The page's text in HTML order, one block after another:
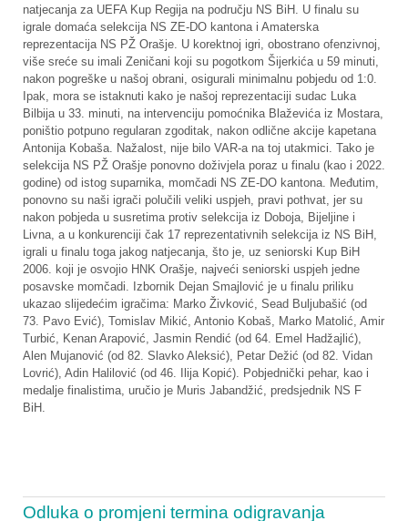
natjecanja za UEFA Kup Regija na području NS BiH. U finalu su
igrale domaća selekcija NS ZE-DO kantona i Amaterska
reprezentacija NS PŽ Orašje. U korektnoj igri, obostrano ofenzivnoj,
više sreće su imali Zeničani koji su pogotkom Šijerkića u 59 minuti,
nakon pogreške u našoj obrani, osigurali minimalnu pobjedu od 1:0.
Ipak, mora se istaknuti kako je našoj reprezentaciji sudac Luka
Bilbija u 33. minuti, na intervenciju pomoćnika Blaževića iz Mostara,
poništio potpuno regularan zgoditak, nakon odlične akcije kapetana
Antonija Kobaša. Nažalost, nije bilo VAR-a na toj utakmici. Tako je
selekcija NS PŽ Orašje ponovno doživjela poraz u finalu (kao i 2022.
godine) od istog suparnika, momčadi NS ZE-DO kantona. Međutim,
ponovno su naši igrači polučili veliki uspjeh, pravi pothvat, jer su
nakon pobjeda u susretima protiv selekcija iz Doboja, Bijeljine i
Livna, a u konkurenciji čak 17 reprezentativnih selekcija iz NS BiH,
igrali u finalu toga jakog natjecanja, što je, uz seniorski Kup BiH
2006. koji je osvojio HNK Orašje, najveći seniorski uspjeh jedne
posavske momčadi. Izbornik Dejan Smajlović je u finalu priliku
ukazao slijedećim igračima: Marko Živković, Sead Buljubašić (od
73. Pavo Ević), Tomislav Mikić, Antonio Kobaš, Marko Matolić, Amir
Turbić, Kenan Arapović, Jasmin Rendić (od 64. Emel Hadžajlić),
Alen Mujanović (od 82. Slavko Aleksić), Petar Dežić (od 82. Vidan
Lovrić), Adin Halilović (od 46. Ilija Kopić). Pobjednički pehar, kao i
medalje finalistima, uručio je Muris Jabandžić, predsjednik NS F
BiH.
Odluka o promjeni termina odigravanja